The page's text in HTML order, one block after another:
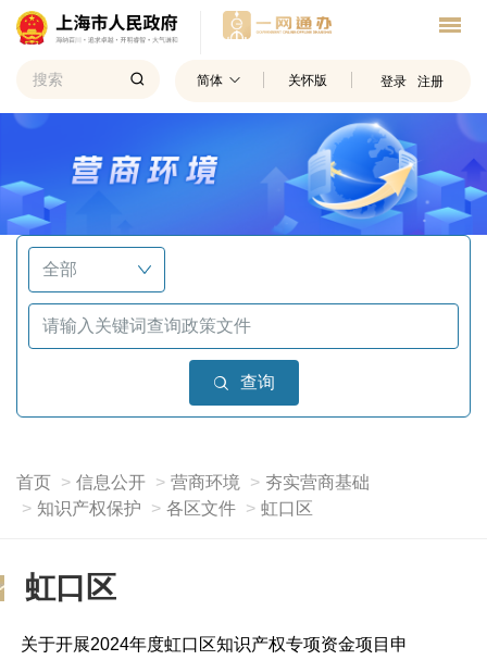
简体 关怀版 登录 注册
查询
首页 信息公开 营商环境
夯实营商基础
知识产权保护
各区文件 虹口区
虹口区
关于开展2024年度虹口区知识产权专项资金项目申